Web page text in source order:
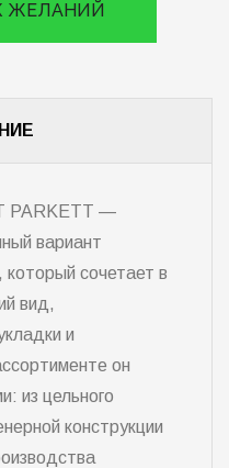
ЖЕЛАНИЙ
PARKETT —
вариант
который сочетает в
вид,
и
он
из цельного
конструкции